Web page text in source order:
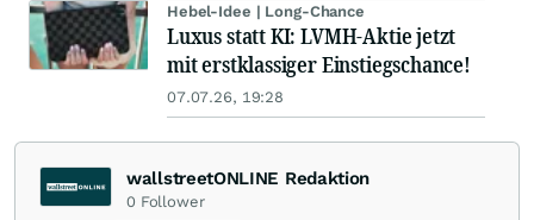
Hebel-Idee | Long-Chance
Luxus statt KI: LVMH-Aktie jetzt
mit erstklassiger Einstiegschance!
07.07.26, 19:28
wallstreetONLINE Redaktion
0 Follower